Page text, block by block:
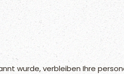
wurde, verbleiben Ihre